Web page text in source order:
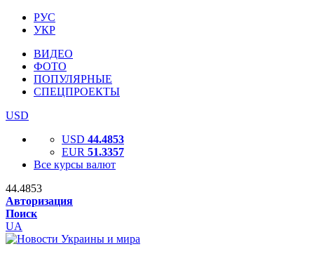
РУС
УКР
ВИДЕО
ФОТО
ПОПУЛЯРНЫЕ
СПЕЦПРОЕКТЫ
USD
USD 44.4853
EUR 51.3357
Все курсы валют
44.4853
Авторизация
Поиск
UA